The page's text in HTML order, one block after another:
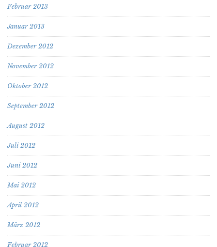
Februar 2013
Januar 2013
Dezember 2012
November 2012
Oktober 2012
September 2012
August 2012
Juli 2012
Juni 2012
Mai 2012
April 2012
März 2012
Februar 2012